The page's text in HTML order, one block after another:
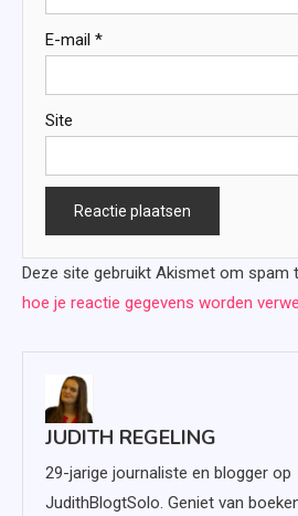
E-mail *
Site
Deze site gebruikt Akismet om spam
hoe je reactie gegevens worden
JUDITH REGELING
29-jarige journaliste en blogger op
JudithBlogtSolo. Geniet van